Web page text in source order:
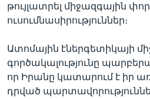
թույլատրել միջազգային
ուսումնասիրություններ։
Ատոմային էներգետիկայի
գործակալությունը
որ Իրանը կատարում է իր
դրված